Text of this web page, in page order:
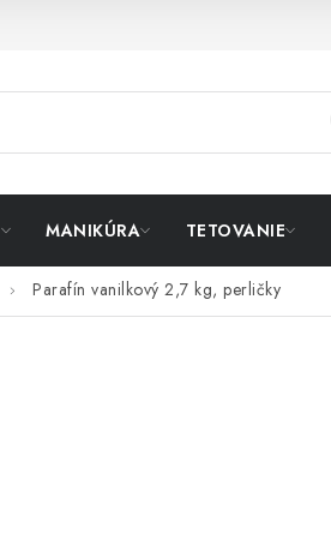
MANIKÚRA TETOVANIE
Parafín vanilkový 2,7 kg, perličky